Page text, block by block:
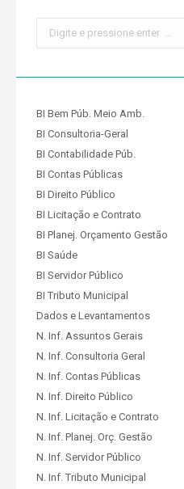
BI Bem Púb. Meio Amb.
BI Consultoria-Geral
BI Contabilidade Púb.
BI Contas Públicas
BI Direito Público
BI Licitação e Contrato
BI Planej. Orçamento Gestão
BI Saúde
BI Servidor Público
BI Tributo Municipal
Dados e Levantamentos
N. Inf. Assuntos Gerais
N. Inf. Consultoria Geral
N. Inf. Contas Públicas
N. Inf. Direito Público
N. Inf. Licitação e Contrato
N. Inf. Planej. Orç. Gestão
N. Inf. Servidor Público
N. Inf. Tributo Municipal